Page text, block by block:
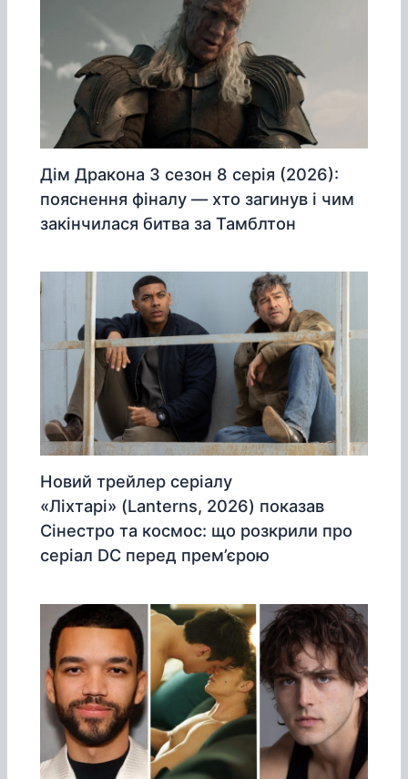
Дім Дракона 3 сезон 8 серія (2026):
пояснення фіналу — хто загинув і чим
закінчилася битва за Тамблтон
Новий трейлер серіалу
«Ліхтарі» (Lanterns, 2026) показав
Сінестро та космос: що розкрили про
серіал DC перед прем’єрою